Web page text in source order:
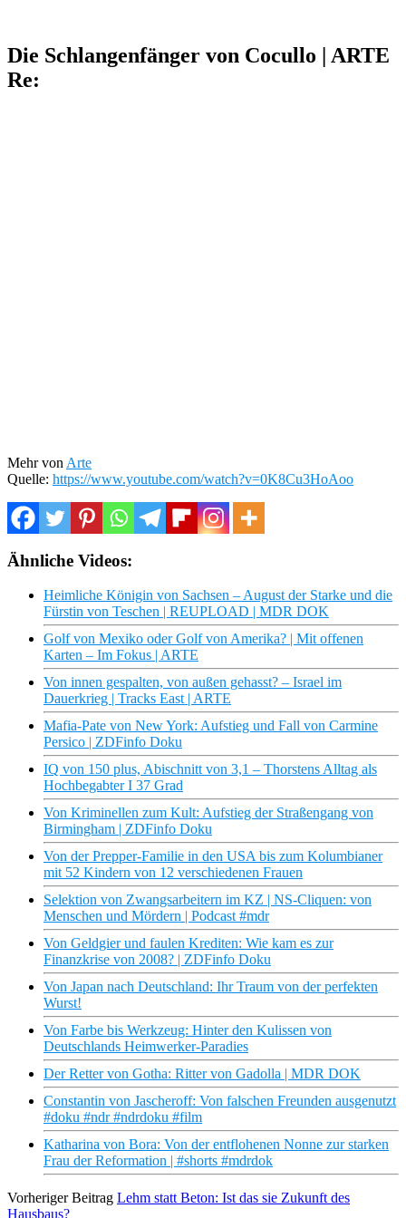
Die Schlangenfänger von Cocullo | ARTE
Re:
Mehr von Arte
Quelle: https://www.youtube.com/watch?v=0K8Cu3HoAoo
Ähnliche Videos:
Heimliche Königin von Sachsen – August der Starke und die
Fürstin von Teschen | REUPLOAD | MDR DOK
Golf von Mexiko oder Golf von Amerika? | Mit offenen
Karten – Im Fokus | ARTE
Von innen gespalten, von außen gehasst? – Israel im
Dauerkrieg | Tracks East | ARTE
Mafia-Pate von New York: Aufstieg und Fall von Carmine
Persico | ZDFinfo Doku
IQ von 150 plus, Abischnitt von 3,1 – Thorstens Alltag als
Hochbegabter I 37 Grad
Von Kriminellen zum Kult: Aufstieg der Straßengang von
Birmingham | ZDFinfo Doku
Von der Prepper-Familie in den USA bis zum Kolumbianer
mit 52 Kindern von 12 verschiedenen Frauen
Selektion von Zwangsarbeitern im KZ | NS-Cliquen: von
Menschen und Mördern | Podcast #mdr
Von Geldgier und faulen Krediten: Wie kam es zur
Finanzkrise von 2008? | ZDFinfo Doku
Von Japan nach Deutschland: Ihr Traum von der perfekten
Wurst!
Von Farbe bis Werkzeug: Hinter den Kulissen von
Deutschlands Heimwerker-Paradies
Der Retter von Gotha: Ritter von Gadolla | MDR DOK
Constantin von Jascheroff: Von falschen Freunden ausgenutzt
#doku #ndr #ndrdoku #film
Katharina von Bora: Von der entflohenen Nonne zur starken
Frau der Reformation | #shorts #mdrdok
Vorheriger Beitrag Lehm statt Beton: Ist das sie Zukunft des
Hausbaus?